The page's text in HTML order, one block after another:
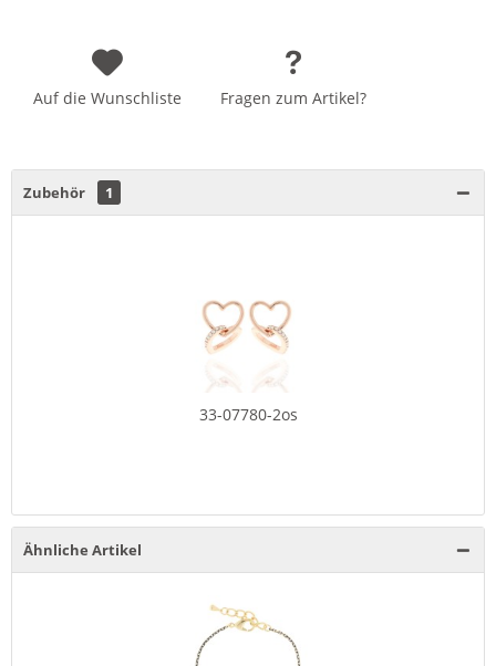
Auf die Wunschliste Fragen zum Artikel?
Zubehör 1
33-07780-2os
Ähnliche Artikel